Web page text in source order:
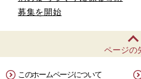
募集を開始
ページの
このホームページについて